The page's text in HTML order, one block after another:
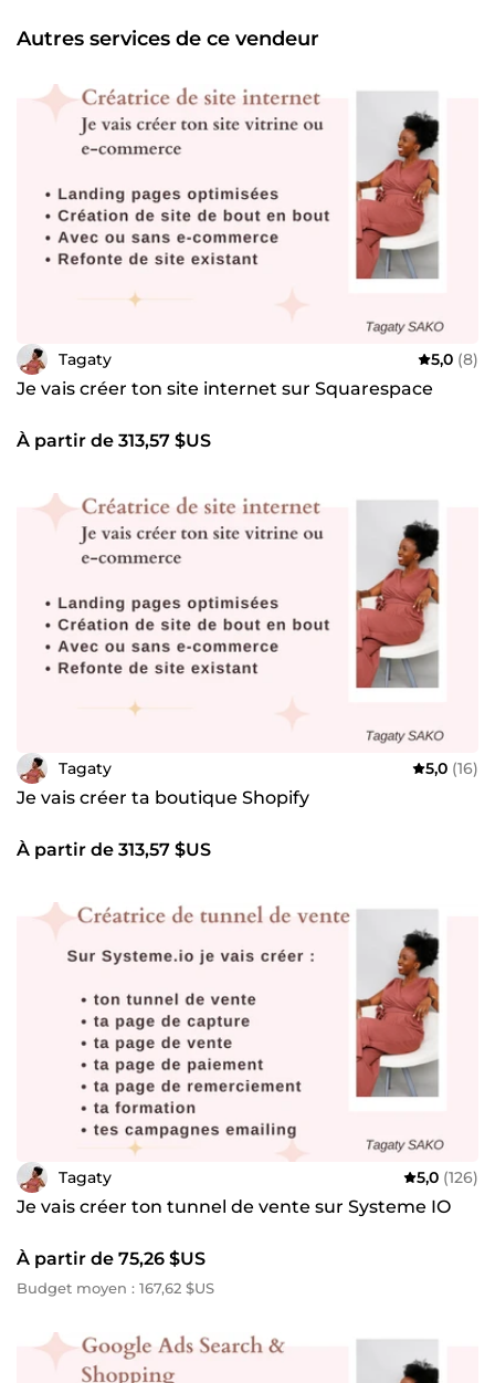
marketing digital, je souhaite vous accompagner dans la
création de votre site internet et vous permettre de
Autres services de ce vendeur
Tagaty 5,0 (8)
Je vais créer ton site internet sur Squarespace
À partir de 313,57 $US
Tagaty 5,0 (16)
Je vais créer ta boutique Shopify
À partir de 313,57 $US
Tagaty 5,0 (126)
Je vais créer ton tunnel de vente sur Systeme IO
À partir de 75,26 $US
Budget moyen : 167,62 $US